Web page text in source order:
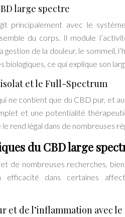
large spectre
principalement avec le
du corps. Il module
de la douleur, le sommeil,
biologiques, ce qui explique son
isolat et le Full-Spectrum
ne contient que du CBD pur, et
et une potentialité
rend légal dans de nombreuses
du CBD large
de nombreuses recherches,
dans certaines
et de l’inflammation avec